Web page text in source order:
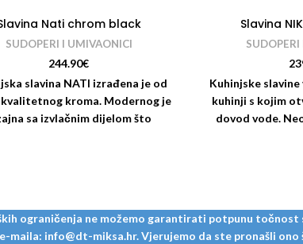
Nati chrom black
SUDOPERI I UMIVAONICI
244.90€
slavina NATI izrađena je od
kroma. Modernog je
sa izvlačnim dijelom što
Slavina
Kuhinjske slavine
kuhinji s kojim
dovod vode.
ograničenja ne možemo garantirati potpunu točnost
info@dt-miksa.hr. Vjerujemo da ste pronašli